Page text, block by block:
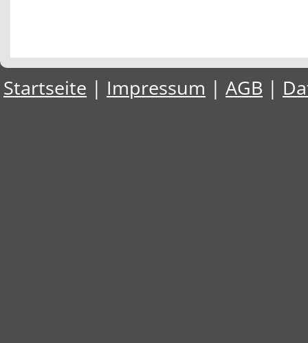
Startseite | Impressum | AGB |